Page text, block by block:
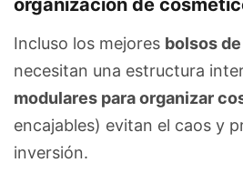
Incluso los mejores bolsos
necesitan una estructura
modulares para organizar
encajables) evitan el caos y
inversión.